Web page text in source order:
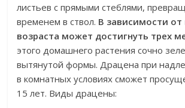
листьев с прямыми стеблями,
временем в ствол. В зависимости от
возраста может достигнуть трех
этого домашнего растения сочно
вытянутой формы. Драцена при
в комнатных условиях сможет
15 лет. Виды драцены: